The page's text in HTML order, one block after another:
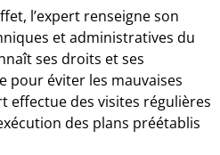
l’expert renseigne son
et administratives du
ses droits et ses
pour éviter les mauvaises
effectue des visites régulières
des plans préétablis